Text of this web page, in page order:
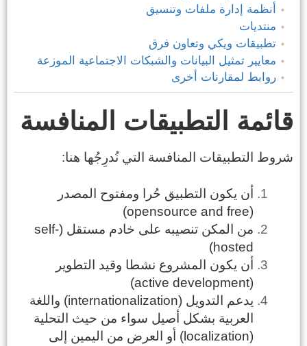
أنظمة إدارة ملفات وتنسيق
منتديات
تطبيقات ويكي وتعاون فرق
معايير تمثيل البيانات والشبكات الاجتماعية الموزعة
روابط لمقارنات أخرى
قائمة التطبيقات المنافسة
شروط التطبيقات المنافسة التي نُدرِجُها هنا:
أن يكون التطبيق حُرا ومفتوح المصدر
(opensource and free)
من المكن تنصيبه على خادم مستقل (self-
hosted)
أن يكون المشروع نشطا وقيد التطوير
(active development)
يدعم التدويل (internationalization) واللغة
العربية بشكل أصيل سواء من حيث التحلية
(localization) أو العرض من اليمين إلى